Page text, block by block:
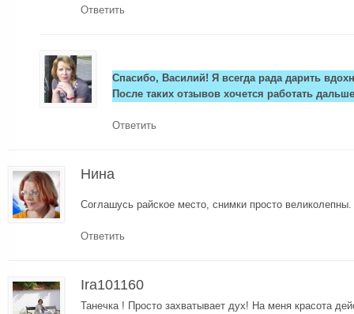
Ответить
Спасибо, Василий! Я всегда рада дарить
После таких отзывов хочется работать
Ответить
Нина
Соглашусь райское место, снимки просто великолепны.
Ответить
Ira101160
Танечка ! Просто захватывает дух! На меня красота